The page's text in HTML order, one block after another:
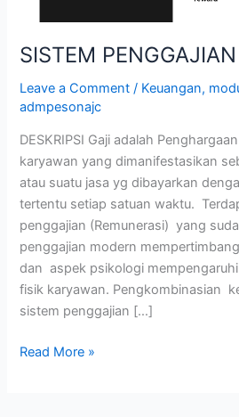
SISTEM
Leave a Comment / Keuangan,
admpesonajc
DESKRIPSI Gaji adalah
karyawan yang dimanifestasikan
atau suatu jasa yg dibayarkan
tertentu setiap satuan waktu.
penggajian (Remunerasi) yang
penggajian modern
dan aspek psikologi
fisik karyawan. Pengkombinasian
sistem penggajian […]
Read More »